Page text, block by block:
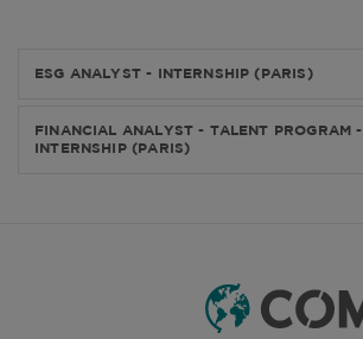
ESG ANALYST - INTERNSHIP (PARIS)
FINANCIAL ANALYST - TALENT PROGRAM -
INTERNSHIP (PARIS)